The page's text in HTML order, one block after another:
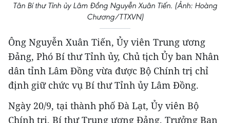
Tân Bí thư Tỉnh ủy Lâm Đồng Nguyễn Xuân Tiến. (Ảnh: Hoàng
Chương/TTXVN)
Ông Nguyễn Xuân Tiến, Ủy viên Trung ương
Đảng, Phó Bí thư Tỉnh ủy, Chủ tịch Ủy ban Nhân
dân tỉnh Lâm Đồng vừa được Bộ Chính trị chỉ
định giữ chức vụ Bí thư Tỉnh ủy Lâm Đồng.
Ngày 20/9, tại thành phố Đà Lạt, Ủy viên Bộ
Chính trị, Bí thư Trung ương Đảng, Trưởng Ban